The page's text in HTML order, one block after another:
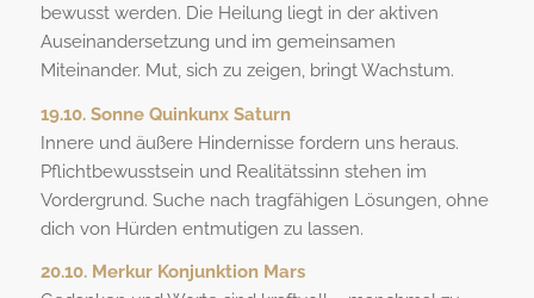
bewusst werden. Die Heilung liegt in der aktiven
Auseinandersetzung und im gemeinsamen
Miteinander. Mut, sich zu zeigen, bringt Wachstum.
19.10. Sonne Quinkunx Saturn
Innere und äußere Hindernisse fordern uns heraus.
Pflichtbewusstsein und Realitätssinn stehen im
Vordergrund. Suche nach tragfähigen Lösungen, ohne
dich von Hürden entmutigen zu lassen.
20.10. Merkur Konjunktion Mars